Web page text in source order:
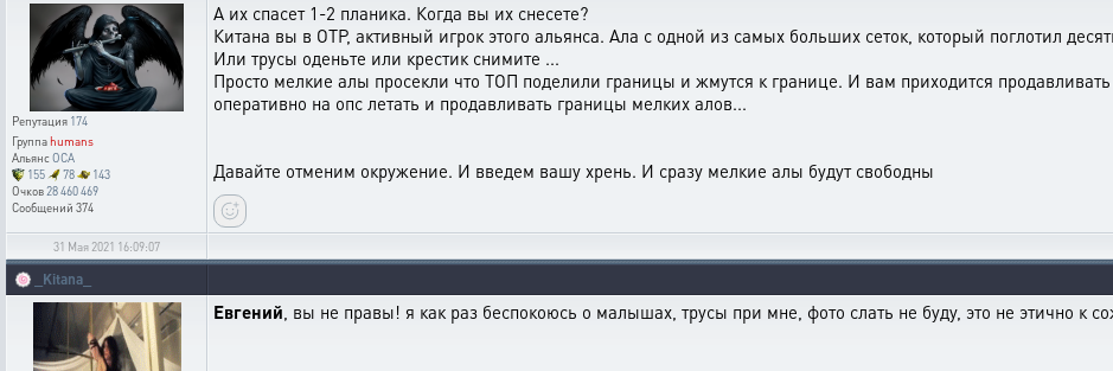
Репутация 174
Группаhumans
АльянсOCA
155
78
143
Очков28 460 469
Сообщений 374
А их спасет 1-2 планика. Когда вы их снесете?
Китана вы в ОТР, активный игрок этого альянса. Ала с одной из самых больших сеток, который поглотил
Или трусы оденьте или крестик снимите ...
Просто мелкие алы просекли что ТОП поделили границы и жмутся к границе. И вам приходится
оперативно на опс летать и продавливать границы мелких алов...
Давайте отменим окружение. И введем вашу хрень. И сразу мелкие алы будут свободны
31 Мая 2021 16:09:07
🍥 _Kitana_
Евгений, вы не правы! я как раз беспокоюсь о малышах, трусы при мне, фото слать не буду, это не этично к